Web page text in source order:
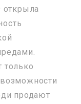
открыла
только
продают